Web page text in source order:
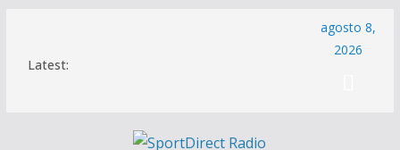
contenido
Latest:
agosto 8,
2026